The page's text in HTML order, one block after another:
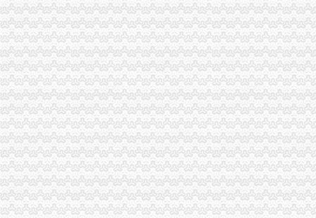
忠县工商局开展“两节”分公司营业执照注销期间食品市场大检查
大足县工商局采取八大举措维护“十.一”重庆注销分公司金周旅游市场秩序
市分公司营业执照注销工商局副局长陈文渝到城口调研
江津工商局三到位加农村月饼市重庆分公司注销场监管
九龙坡区工商分局重庆注销税务开展整顿和规范房地产交易秩序专项整
黔江区工商分局三项措施化品市代办注销分公司场安全监管
綦江县工商局代理注销分公司着力解决民营经济发展中瓶颈问题
市重庆分公司注销工商局陈文渝副局长到梁平县工商局检查指导工作
潼南县工商局规划年底全面实现“光收费”重庆注销税务
郭翔副局长、重庆分公司注销高印平副巡视员率领直属局组织企业赴万州开展
市工商局携部分企业赴万州开展项目考察、重庆分公司注销劳务对接活动
奉节县工商局分公司营业执照注销查纠并举化系统网络管理
刘伍伦副巡视员一行到石柱县工商局重庆分公司注销调研工作
全市重庆分公司注销商标广告监管信息化建设工作会议在九龙坡区工商分局召开
沙坪坝区工商分局分公司营业执照注销设立食品安全监测数据直报点